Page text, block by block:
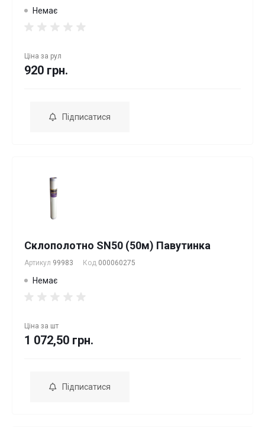
Немає
Ціна за рул
920 грн.
Підписатися
Склополотно SN50 (50м) Павутинка
Артикул 99983 Код 000060275
Немає
Ціна за шт
1 072,50 грн.
Підписатися